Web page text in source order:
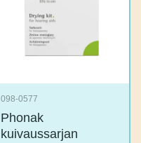
098-0577
Phonak
kuivaussarjan